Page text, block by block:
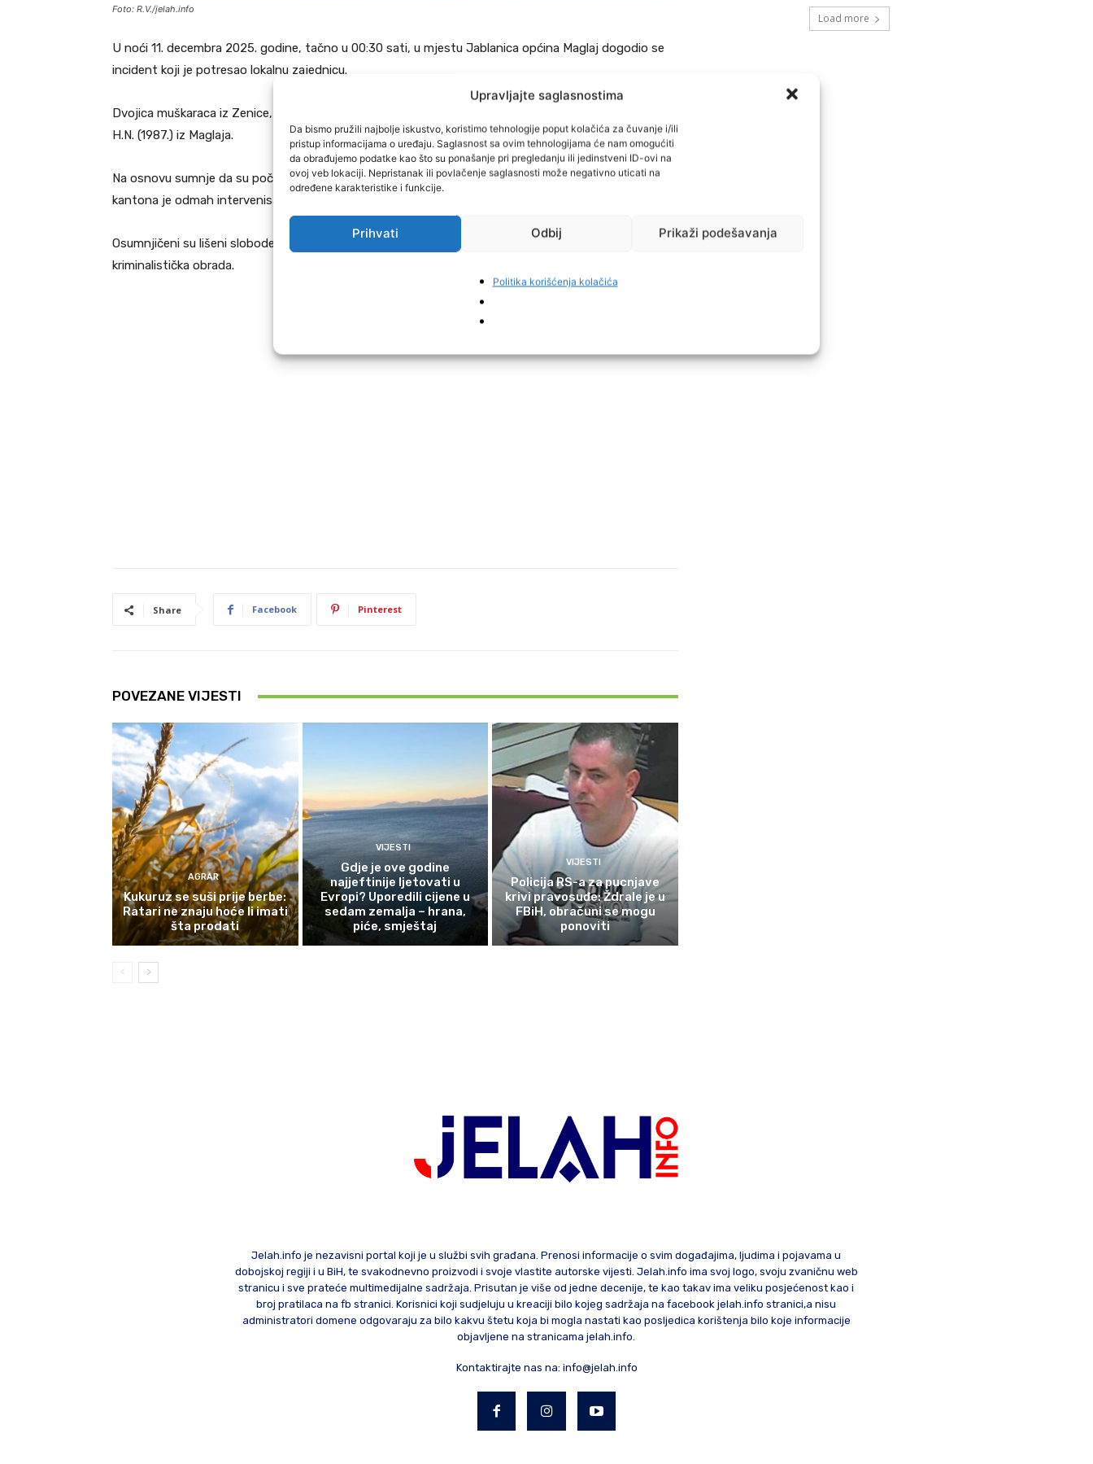
Upravljajte saglasnostima
Da bismo pružili najbolje iskustvo, koristimo tehnologije poput kolačića za čuvanje i/ili
pristup informacijama o uređaju. Saglasnost sa ovim tehnologijama će nam omogućiti
da obrađujemo podatke kao što su ponašanje pri pregledanju ili jedinstveni ID-ovi na
ovoj veb lokaciji. Nepristanak ili povlačenje saglasnosti može negativno uticati na
određene karakteristike i funkcije.
Prihvati Odbij Prikaži podešavanja
Politika korišćenja kolačića
Foto: R.V./jelah.info
U noći 11. decembra 2025. godine, tačno u 00:30 sati, u mjestu Jablanica općina Maglaj dogodio se
incident koji je potresao lokalnu zajednicu.
Dvojica muškaraca iz Zenice, B.N. (1971.) i D.S. (1960.), uputili su ozbiljne prijetnje prema H.S. (1984.) i
H.N. (1987.) iz Maglaja.
Na osnovu sumnje da su počinili krivično djelo „Ugrožavanje sigurnosti“, policija Zeničko-dobojskog
kantona je odmah intervenisala.
Osumnjičeni su lišeni slobode i zadržani u prostorijama za zadržavanje, gdje je nad njima provedena
kriminalistička obrada.
Share Facebook Pinterest
POVEZANE VIJESTI
AGRAR
Kukuruz se suši prije berbe:
Ratari ne znaju hoće li imati
šta prodati
VIJESTI
Gdje je ove godine
najjeftinije ljetovati u
Evropi? Uporedili cijene u
sedam zemalja – hrana,
piće, smještaj
VIJESTI
Policija RS-a za pucnjave
krivi pravosuđe: Ždrale je u
FBiH, obračuni se mogu
ponoviti
Load more
Jelah.info je nezavisni portal koji je u službi svih građana. Prenosi informacije o svim događajima, ljudima i pojavama u
dobojskoj regiji i u BiH, te svakodnevno proizvodi i svoje vlastite autorske vijesti. Jelah.info ima svoj logo, svoju zvaničnu web
stranicu i sve prateće multimedijalne sadržaja. Prisutan je više od jedne decenije, te kao takav ima veliku posjećenost kao i
broj pratilaca na fb stranici. Korisnici koji sudjeluju u kreaciji bilo kojeg sadržaja na facebook jelah.info stranici,a nisu
administratori domene odgovaraju za bilo kakvu štetu koja bi mogla nastati kao posljedica korištenja bilo koje informacije
objavljene na stranicama jelah.info.
Kontaktirajte nas na: info@jelah.info